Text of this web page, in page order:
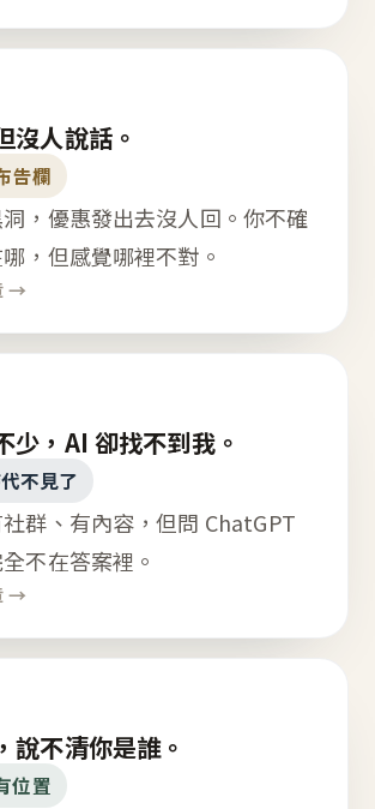
沒人說話。
告欄
，優惠發出去沒人回。你不確
，但感覺哪裡不對。
→
少，AI 卻找不到我。
不見了
群、有內容，但問 ChatGPT
不在答案裡。
→
說不清你是誰。
位置